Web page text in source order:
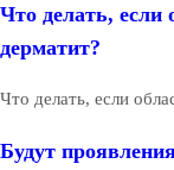
Что делать, если
дерматит?
Что делать, если
Будут